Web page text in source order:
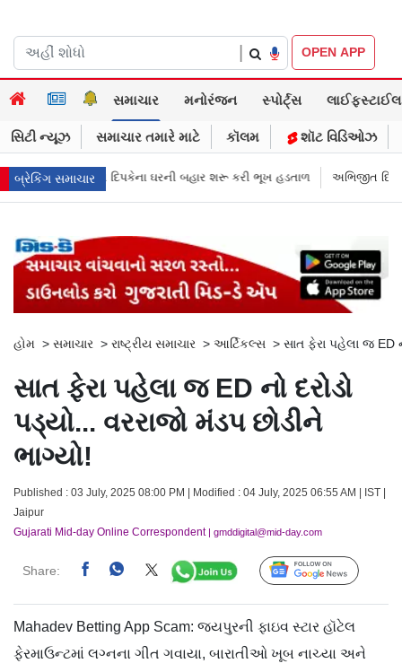
OPEN APP
સમાચાર મનોરંજન સ્પોર્ટ્સ લાઈફસ્ટાઈલ
સિટી ન્યૂઝ સમાચાર તમારે માટે કૉલમ શૉટ વિડિઓઝ
બ્રેકિંગ સમાચાર
શરૂ કરી ભૂખ હડતાળ અભિજીત દિપકેએ CJPની નવી નીતિ જાહેર કરી,
હોમ > સમાચાર > રાષ્ટ્રીય સમાચાર > આર્ટિકલ્સ > સાત ફેરા પહેલા જ ED
સાત ફેરા પહેલા જ ED નો દરોડો
પડ્યો... વરરાજો મંડપ છોડીને
ભાગ્યો!
Published : 03 July, 2025 08:00 PM | Modified : 04 July, 2025 06:55 AM | IST |
Jaipur
Gujarati Mid-day Online Correspondent| gmddigital@mid-day.com
Share: Follow Us
Mahadev Betting App Scam: જયપુરની ફાઇવ સ્ટાર હૉટેલ
ફેરમાઉન્ટમાં લગ્નના ગીત ગવાયા, બારાતીઓ ખૂબ નાચ્યા અને